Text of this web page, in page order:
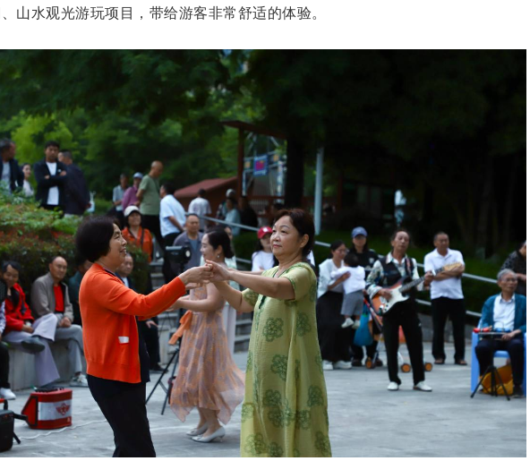
山水观光游玩项目，带给游客非常舒适的体验。